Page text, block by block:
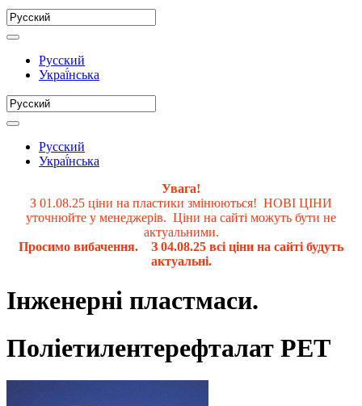
Русский
Украї́нська
Русский
Украї́нська
Увага!
З 01.08.25 ціни на пластики змінюються! НОВІ ЦІНИ
уточнюйте у менеджерів. Ціни на сайті можуть бути не
актуальними.
Просимо вибачення. З 04.08.25 всі ціни на сайті будуть
актуальні.
Інженерні пластмаси.
Поліетилентерефталат PET